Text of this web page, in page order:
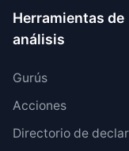
Herramientas de
análisis
Gurús
Acciones
Directorio de